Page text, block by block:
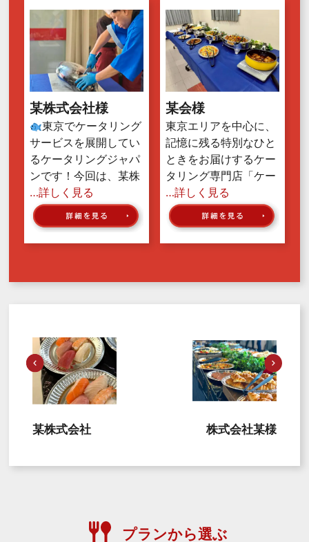
某株式会社様
東京でケータリング
サービスを展開してい
るケータリングジャパ
ンです！今回は、某株
…詳しく見る
某会様
東京エリアを中心に、
記憶に残る特別なひと
ときをお届けするケー
タリング専門店「ケー
…詳しく見る
某株式会社 株式会社某様
プランから選ぶ